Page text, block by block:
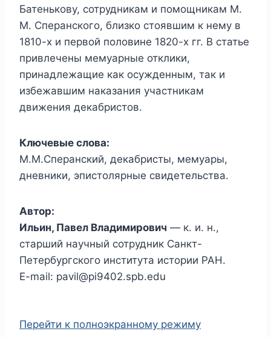
Батенькову, сотрудникам и помощникам М.
М. Сперанского, близко стоявшим к нему в
1810-х и первой половине 1820-х гг. В статье
привлечены мемуарные отклики,
принадлежащие как осужденным, так и
избежавшим наказания участникам
движения декабристов.
Ключевые слова:
М.М.Сперанский, декабристы, мемуары,
дневники, эпистолярные свидетельства.
Автор:
Ильин, Павел Владимирович — к. и. н.,
старший научный сотрудник Санкт-
Петербургского института истории РАН.
E-mail: pavil@pi9402.spb.edu
Перейти к полноэкранному режиму